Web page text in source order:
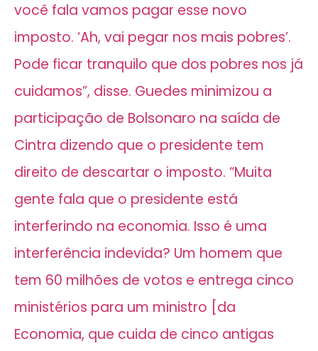
você fala vamos pagar esse novo
imposto. ‘Ah, vai pegar nos mais pobres’.
Pode ficar tranquilo que dos pobres nos já
cuidamos”, disse. Guedes minimizou a
participação de Bolsonaro na saída de
Cintra dizendo que o presidente tem
direito de descartar o imposto. “Muita
gente fala que o presidente está
interferindo na economia. Isso é uma
interferência indevida? Um homem que
tem 60 milhões de votos e entrega cinco
ministérios para um ministro [da
Economia, que cuida de cinco antigas